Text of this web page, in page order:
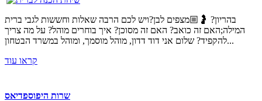
בהריון? 🤰🏼מצפים לבן?ויש לכם הרבה שאלות וחששות לגבי ברית
המילה;האם זה כואב? האם זה מסוכן? איך בוחרים מוהל? על מה צריך
להקפיד? שלום אני דוד דדון, מוהל מוסמך, ומוהל במשרד הבטחון...
קראו עוד
שרות היפוספדיאס